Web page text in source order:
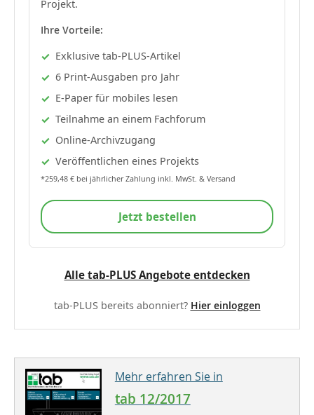
Projekt.
Ihre Vorteile:
Exklusive tab-PLUS-Artikel
6 Print-Ausgaben pro Jahr
E-Paper für mobiles lesen
Teilnahme an einem Fachforum
Online-Archivzugang
Veröffentlichen eines Projekts
*259,48 € bei jährlicher Zahlung inkl. MwSt. & Versand
Jetzt bestellen
Alle tab-PLUS Angebote entdecken
tab-PLUS bereits abonniert? Hier einloggen
Mehr erfahren Sie in
tab 12/2017